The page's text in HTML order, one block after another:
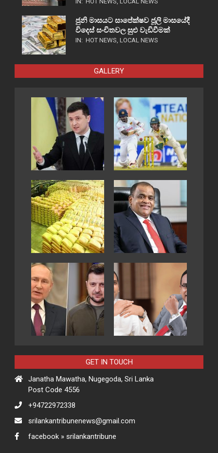
ජුනි මාසයට සාපේක්ෂව ජූලි මාසයේදී
විදෙස් සංචිතවල සුළු වැඩිවීමක්
IN: HOT NEWS, LOCAL NEWS
GALLERY
GET IN TOUCH
Janatha Mawatha, Nugegoda, Sri Lanka
Post Code 4556
+94722972338
srilankantribunenews@gmail.com
facebook » srilankantribune